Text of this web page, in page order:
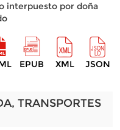
interpuesto por doña
EPUB XML JSON
TRANSPORTES